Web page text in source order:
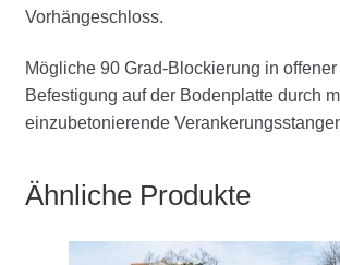
Vorhängeschloss.
Mögliche 90 Grad-Blockierung in
Befestigung auf der Bodenplatte durch
einzubetonierende
Ähnliche Produkte